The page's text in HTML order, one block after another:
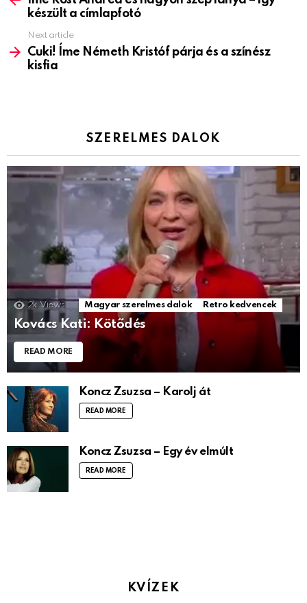
készült a címlapfotó
Next article
Cuki! Íme Németh Kristóf párja és a színész
kisfia
SZERELMES DALOK
2k Views Magyar szerelmes dalok Retro kedvencek
Kovács Kati: Kötődés
READ MORE
Koncz Zsuzsa – Karolj át
READ MORE
Koncz Zsuzsa – Egy év elmúlt
READ MORE
KVÍZEK